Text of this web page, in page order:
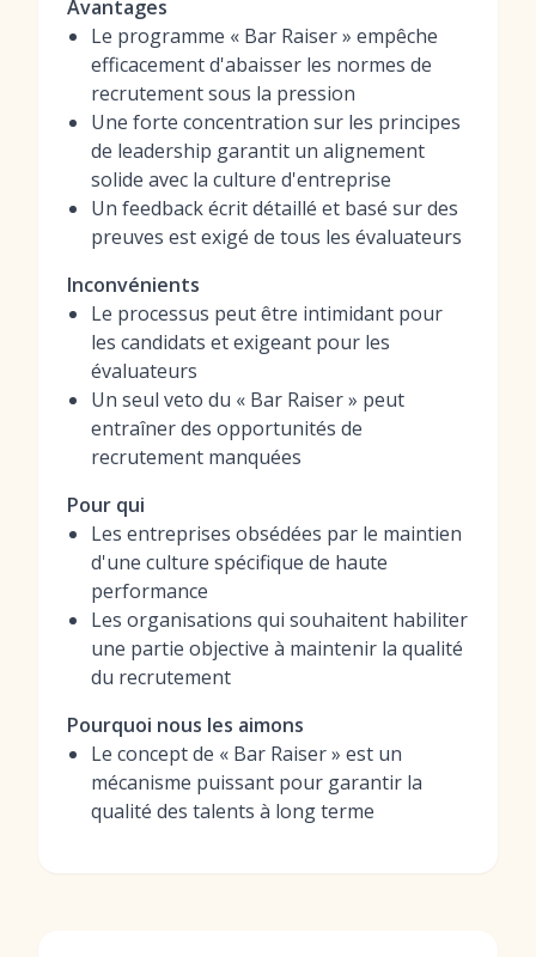
Avantages
Le programme « Bar Raiser » empêche
efficacement d'abaisser les normes de
recrutement sous la pression
Une forte concentration sur les principes
de leadership garantit un alignement
solide avec la culture d'entreprise
Un feedback écrit détaillé et basé sur des
preuves est exigé de tous les évaluateurs
Inconvénients
Le processus peut être intimidant pour
les candidats et exigeant pour les
évaluateurs
Un seul veto du « Bar Raiser » peut
entraîner des opportunités de
recrutement manquées
Pour qui
Les entreprises obsédées par le maintien
d'une culture spécifique de haute
performance
Les organisations qui souhaitent habiliter
une partie objective à maintenir la qualité
du recrutement
Pourquoi nous les aimons
Le concept de « Bar Raiser » est un
mécanisme puissant pour garantir la
qualité des talents à long terme